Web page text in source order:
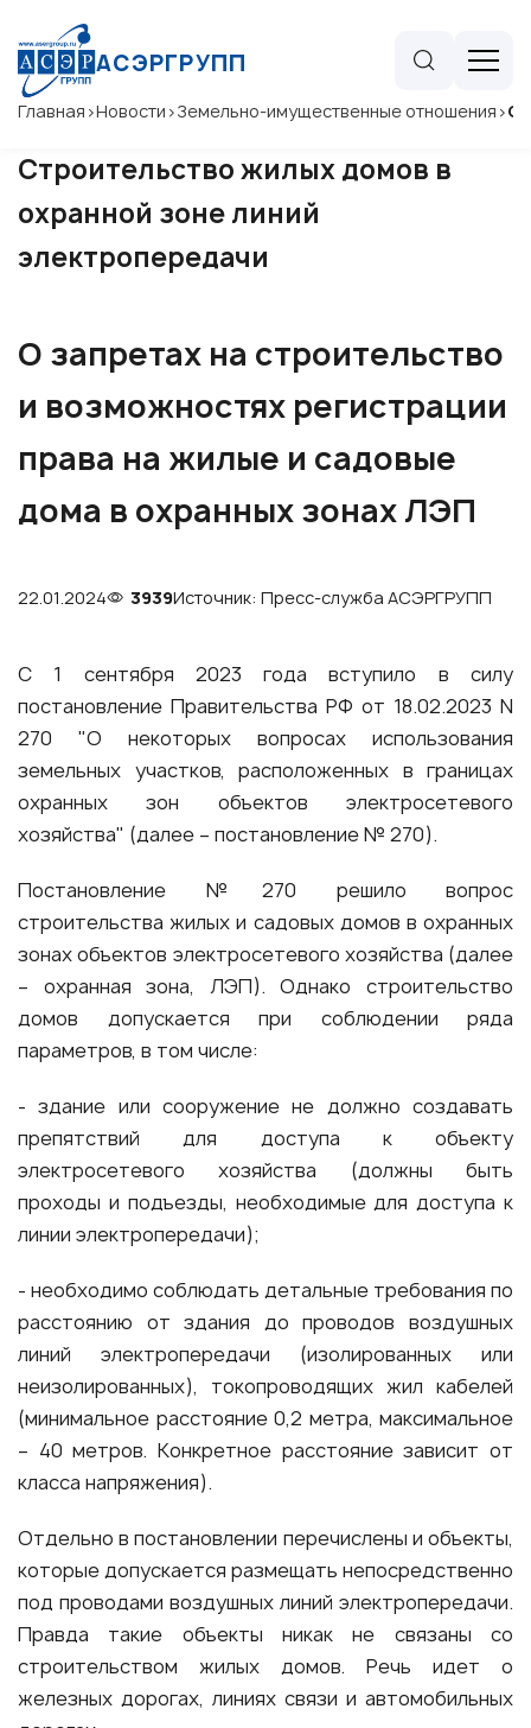
АСЭРГРУПП
Главная >Новости >Земельно-имущественные отношения >
Строительство жилых домов в
охранной зоне линий
электропередачи
О запретах на строительство
и возможностях регистрации
права на жилые и садовые
дома в охранных зонах ЛЭП
22.01.2024 3939Источник: Пресс-служба АСЭРГРУПП
С 1 сентября 2023 года вступило в силу
постановление Правительства РФ от 18.02.2023 N
270 "О некоторых вопросах использования
земельных участков, расположенных в границах
охранных зон объектов электросетевого
хозяйства" (далее – постановление № 270).
Постановление №270 решило вопрос
строительства жилых и садовых домов в охранных
зонах объектов электросетевого хозяйства (далее
– охранная зона, ЛЭП). Однако строительство
домов допускается при соблюдении ряда
параметров, в том числе:
- здание или сооружение не должно создавать
препятствий для доступа к объекту
электросетевого хозяйства (должны быть
проходы и подъезды, необходимые для доступа к
линии электропередачи);
- необходимо соблюдать детальные требования по
расстоянию от здания до проводов воздушных
линий электропередачи (изолированных или
неизолированных), токопроводящих жил кабелей
(минимальное расстояние 0,2 метра, максимальное
– 40 метров. Конкретное расстояние зависит от
класса напряжения).
Отдельно в постановлении перечислены и объекты,
которые допускается размещать непосредственно
под проводами воздушных линий электропередачи.
Правда такие объекты никак не связаны со
строительством жилых домов. Речь идет о
железных дорогах, линиях связи и автомобильных